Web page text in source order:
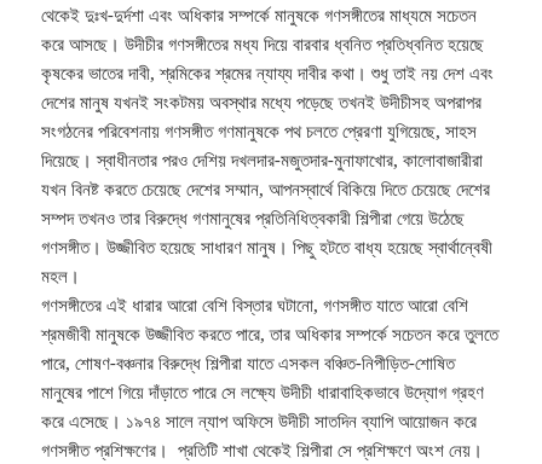
থেকেই দুঃখ-দুর্দশা এবং অধিকার সম্পর্কে মানুষকে গণসঙ্গীতের মাধ্যমে সচেতন
করে আসছে। উদীচীর গণসঙ্গীতের মধ্য দিয়ে বারবার ধ্বনিত প্রতিধ্বনিত হয়েছে
কৃষকের ভাতের দাবী, শ্রমিকের শ্রমের ন্যায্য দাবীর কথা। শুধু তাই নয় দেশ এবং
দেশের মানুষ যখনই সংকটময় অবস্থার মধ্যে পড়েছে তখনই উদীচীসহ অপরাপর
সংগঠনের পরিবেশনায় গণসঙ্গীত গণমানুষকে পথ চলতে প্রেরণা যুগিয়েছে, সাহস
দিয়েছে। স্বাধীনতার পরও দেশিয় দখলদার-মজুতদার-মুনাফাখোর, কালোবাজারীরা
যখন বিনষ্ট করতে চেয়েছে দেশের সম্মান, আপনস্বার্থে বিকিয়ে দিতে চেয়েছে দেশের
সম্পদ তখনও তার বিরুদ্ধে গণমানুষের প্রতিনিধিত্বকারী শিল্পীরা গেয়ে উঠেছে
গণসঙ্গীত। উজ্জীবিত হয়েছে সাধারণ মানুষ। পিছু হটতে বাধ্য হয়েছে স্বার্থান্বেষী
মহল।
গণসঙ্গীতের এই ধারার আরো বেশি বিস্তার ঘটানো, গণসঙ্গীত যাতে আরো বেশি
শ্রমজীবী মানুষকে উজ্জীবিত করতে পারে, তার অধিকার সম্পর্কে সচেতন করে তুলতে
পারে, শোষণ-বঞ্চনার বিরুদ্ধে শিল্পীরা যাতে এসকল বঞ্চিত-নিপীড়িত-শোষিত
মানুষের পাশে গিয়ে দাঁড়াতে পারে সে লক্ষ্যে উদীচী ধারাবাহিকভাবে উদ্যোগ গ্রহণ
করে এসেছে। ১৯৭৪ সালে ন্যাপ অফিসে উদীচী সাতদিন ব্যাপি আয়োজন করে
গণসঙ্গীত প্রশিক্ষণের। প্রতিটি শাখা থেকেই শিল্পীরা সে প্রশিক্ষণে অংশ নেয়।